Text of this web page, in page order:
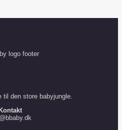
til den store babyjungle.
Kontakt